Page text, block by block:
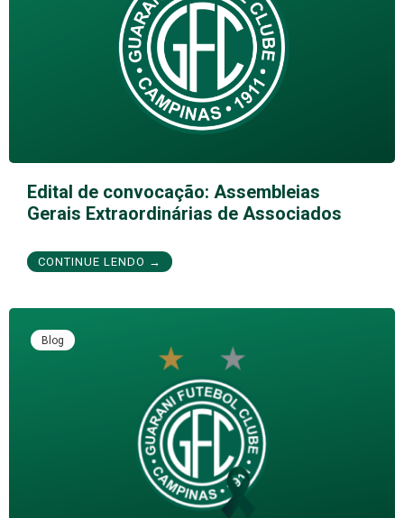
Edital de convocação: Assembleias
Gerais Extraordinárias de Associados
CONTINUE LENDO →
Blog